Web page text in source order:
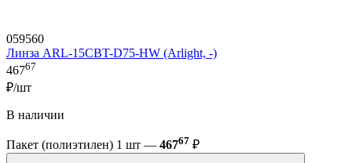
059560
Линза ARL-15CBT-D75-HW (Arlight, -)
46767
₽/шт
В наличии
Пакет (полиэтилен) 1 шт — 46767 ₽